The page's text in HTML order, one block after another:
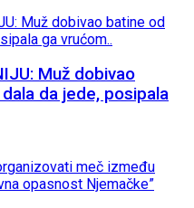
Muž dobivao
da jede, posipala